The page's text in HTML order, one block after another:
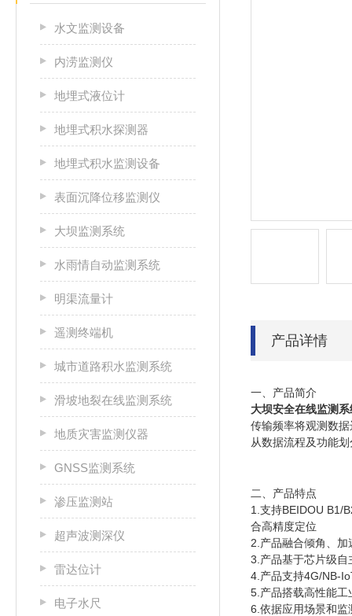
水文监测设备
内涝监测仪
地埋式液位计
地埋式积水探测器
地埋式积水监测设备
表面沉降位移监测仪
大坝监测系统
水雨情自动监测系统
明渠流量计
遥测终端机
城市道路积水监测系统
滑坡地裂在线监测系统
地质灾害监测仪器
GNSS监测系统
渗压监测站
超声波测深仪
雷达位计
电子水尺
产品详情
一、产品简介
大坝安全在线监测系
传输频率将观测数
从数据流程及功能
二、产品特点
1.支持BEIDOU B1/
合高精度定位
2.产品融合倾角、
3.产品基于芯片级
4.产品支持4G/NB-
5.产品搭载高性能
6.依据应用场景和